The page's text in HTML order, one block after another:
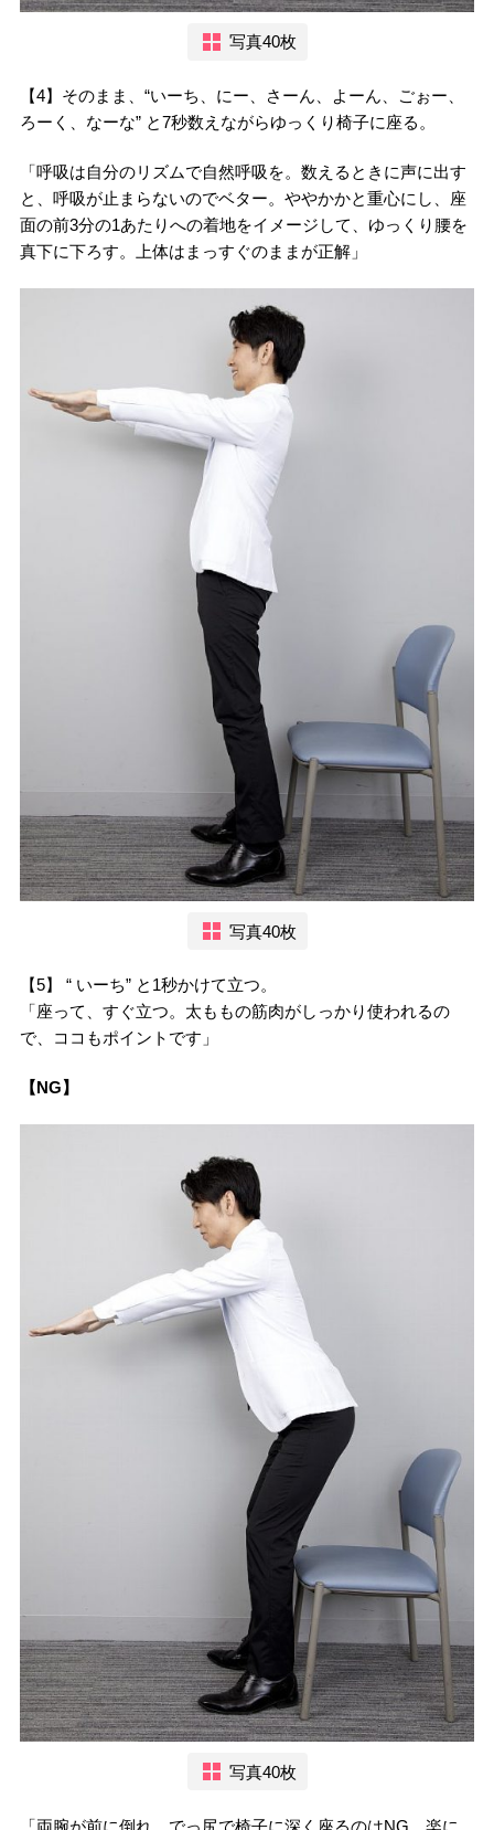
写真40枚
【4】そのまま、“いーち、にー、さーん、よーん、ごぉー、
ろーく、なーな” と7秒数えながらゆっくり椅子に座る。
「呼吸は自分のリズムで自然呼吸を。数えるときに声に出す
と、呼吸が止まらないのでベター。ややかかと重心にし、座
面の前3分の1あたりへの着地をイメージして、ゆっくり腰を
真下に下ろす。上体はまっすぐのままが正解」
写真40枚
【5】 “ いーち” と1秒かけて立つ。
「座って、すぐ立つ。太ももの筋肉がしっかり使われるの
で、ココもポイントです」
【NG】
写真40枚